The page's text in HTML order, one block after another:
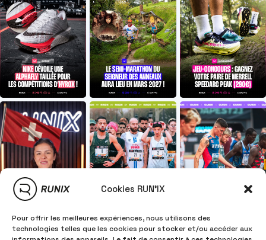
Cookies RUN'IX
Pour offrir les meilleures expériences, nous utilisons des
technologies telles que les cookies pour stocker et/ou accéder aux